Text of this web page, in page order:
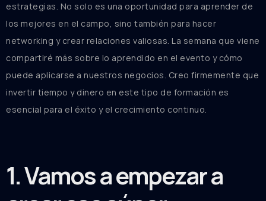
estrategias. No solo es una oportunidad para aprender de
los mejores en el campo, sino también para hacer
networking y crear relaciones valiosas. La semana que viene
compartiré más sobre lo aprendido en el evento y cómo
puede aplicarse a nuestros negocios. Creo firmemente que
invertir tiempo y dinero en este tipo de formación es
esencial para el éxito y el crecimiento continuo.
1. Vamos a empezar a